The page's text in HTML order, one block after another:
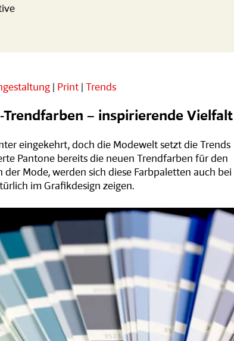
Print Trends
Trendfarben – inspirierende Vielfalt
eingekehrt, doch die Modewelt setzt die Trends
Pantone bereits die neuen Trendfarben für den
Mode, werden sich diese Farbpaletten auch bei
im Grafikdesign zeigen.